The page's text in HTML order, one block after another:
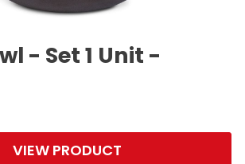
- Set 1 Unit -
VIEW PRODUCT